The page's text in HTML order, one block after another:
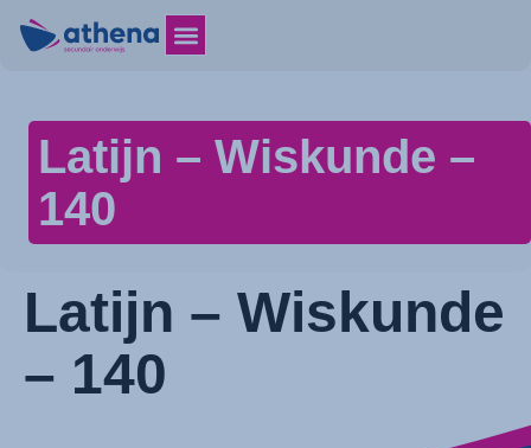
Latijn – Wiskunde –
140
Latijn – Wiskunde
– 140